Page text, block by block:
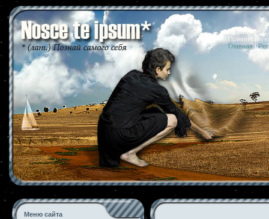
06.08.2026
Главная |
Меню сайта